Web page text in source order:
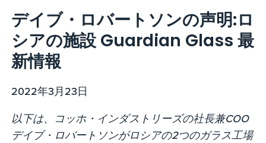
デイブ・ロバートソンの声明:ロ
シアの施設 Guardian Glass 最
新情報
2022年3月23日
以下は、コッホ・インダストリーズの社長兼COO
デイブ・ロバートソンがロシアの2つのガラス工場